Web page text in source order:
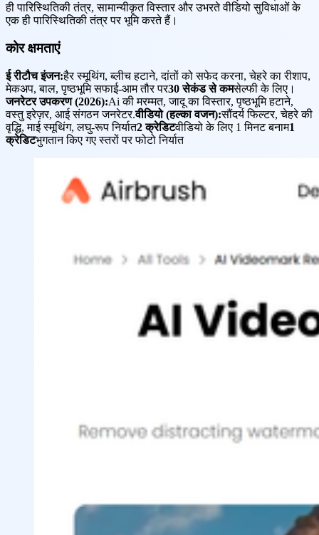
ही पारिस्थितिकी तंत्र, सामान्यीकृत विस्तार और उभरते वीडियो सुविधाओं के
एक ही पारिस्थितिकी तंत्र पर भूमि करते हैं।
कोर क्षमताएं
ई रीटौच इंजन:हैर स्मूथिंग, ब्लीच हटाने, दांतों को सफेद करना, चेहरे का रीशाप,
मेकअप, बाल, पृष्ठभूमि सफाई-आम तौर पर30 सेकंड से कमसेल्फी के लिए।
जनरेटर उपकरण (2026):Ai की मरम्मत, जादू का विस्तार, पृष्ठभूमि हटाने,
वस्तु इरेज़र, आई संगठन जनरेटर.वीडियो (हल्का वजन):सौंदर्य फिल्टर, चेहरे की
वृद्धि, माई स्मूथिंग, लघु-रूप निर्यात2 क्रेडिटवीडियो के लिए 1 मिनट बनाम1
क्रेडिटभुगतान किए गए स्तरों पर फोटो निर्यात